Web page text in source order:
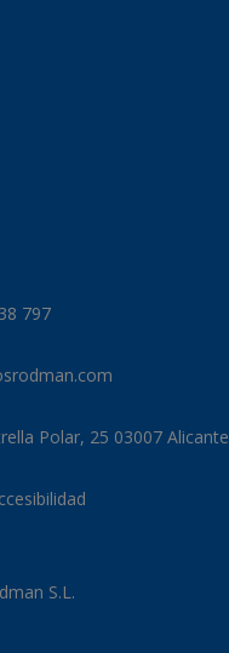
797
Polar, 25 03007 Alicante
S.L.